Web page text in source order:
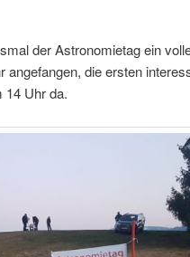
der Astronomietag ein
angefangen, die ersten
14 Uhr da.